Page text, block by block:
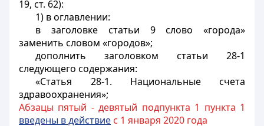
19, ст. 62):
1) в оглавлении:
в заголовке статьи 9 слово «города»
заменить словом «городов»;
дополнить заголовком статьи 28-1
следующего содержания:
«Статья 28-1. Национальные счета
здравоохранения»;
Абзацы пятый - девятый подпункта 1 пункта 1
введены в действие с 1 января 2020 года